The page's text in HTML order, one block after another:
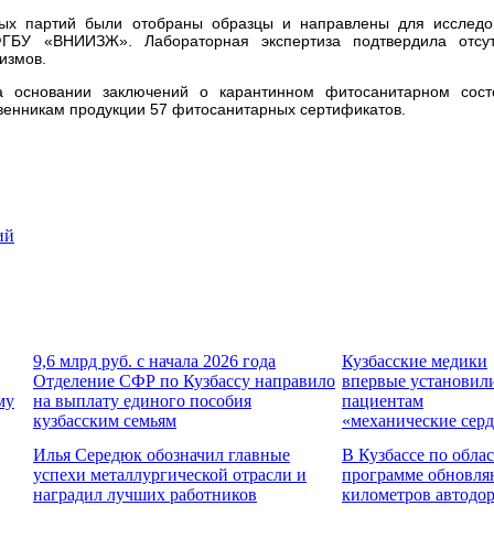
партий были отобраны образцы и направлены для
«ВНИИЗЖ». Лабораторная экспертиза подтвердила
заключений о карантинном фитосанитарном
продукции 57 фитосанитарных сертификатов.
9,6 млрд руб. с начала 2026 года
Отделение СФР по Кузбассу направило
на выплату единого пособия
кузбасским семьям
Кузбасские медики
впервые
пациентам
«механические
Илья Середюк обозначил главные
успехи металлургической отрасли и
наградил лучших работников
В Кузбассе по
программе
километров